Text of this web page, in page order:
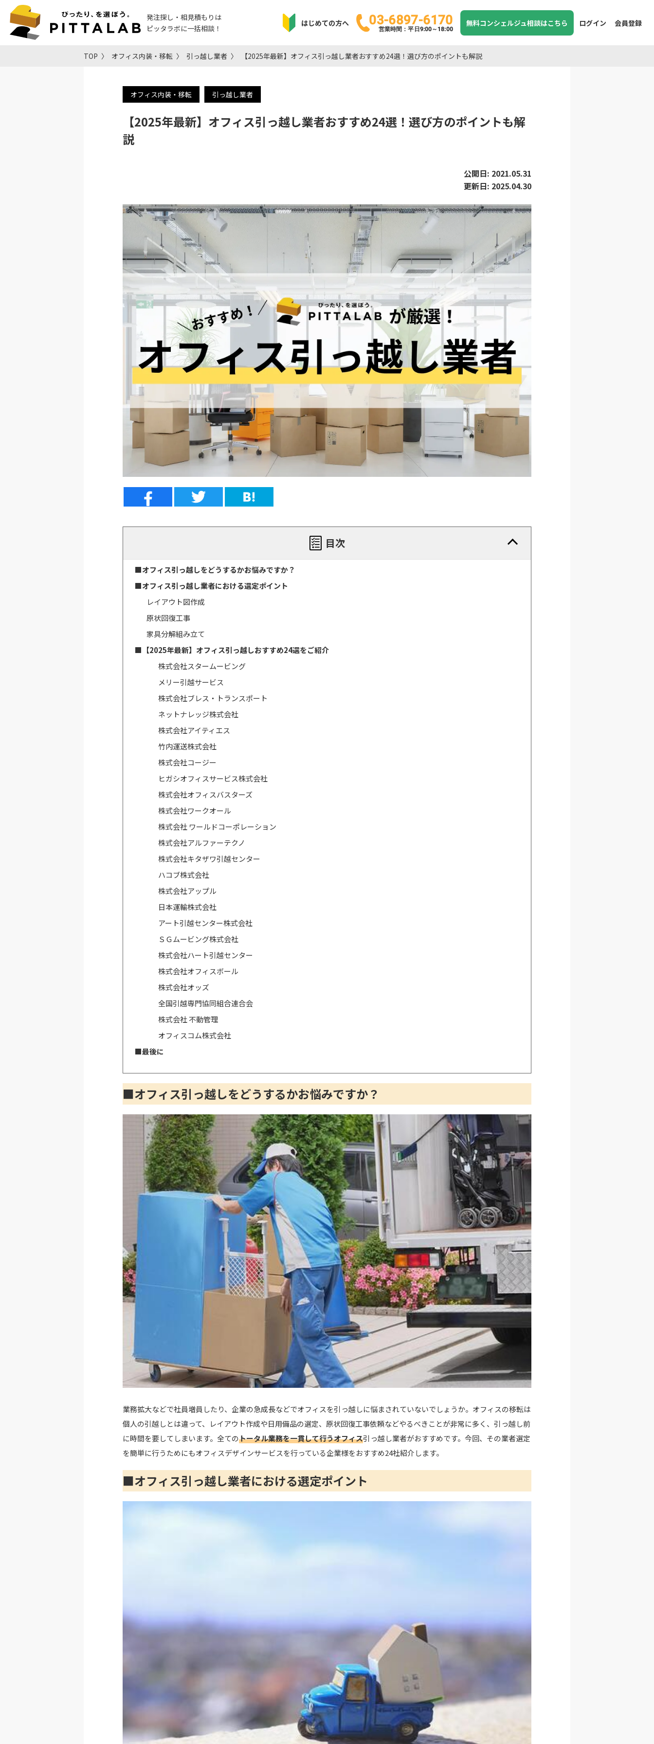
発注探し・相見積もりは
ピッタラボに一括相談！
はじめての方へ 03-6897-6170
営業時間：平日9:00～18:00
無料コンシェルジュ相談はこちら ログイン 会員登録
TOP オフィス内装・移転 引っ越し業者 【2025年最新】オフィス引っ越し業者おすすめ24選！選び方のポイントも解説
オフィス内装・移転 引っ越し業者
【2025年最新】オフィス引っ越し業者おすすめ24選！選び方のポイントも解
説
公開日: 2021.05.31
更新日: 2025.04.30
目次
■オフィス引っ越しをどうするかお悩みですか？
■オフィス引っ越し業者における選定ポイント
レイアウト図作成
原状回復工事
家具分解組み立て
■【2025年最新】オフィス引っ越しおすすめ24選をご紹介
株式会社スタームービング
メリー引越サービス
株式会社ブレス・トランスポート
ネットナレッジ株式会社
株式会社アイティエス
竹内運送株式会社
株式会社コージー
ヒガシオフィスサービス株式会社
株式会社オフィスバスターズ
株式会社ワークオール
株式会社 ワールドコーポレーション
株式会社アルファーテクノ
株式会社キタザワ引越センター
ハコブ株式会社
株式会社アップル
日本運輸株式会社
アート引越センター株式会社
ＳＧムービング株式会社
株式会社ハート引越センター
株式会社オフィスボール
株式会社オッズ
全国引越専門協同組合連合会
株式会社 不動管理
オフィスコム株式会社
■最後に
■オフィス引っ越しをどうするかお悩みですか？
業務拡大などで社員増員したり、企業の急成長などでオフィスを引っ越しに悩まされていないでしょうか。 オフィスの移転は
個人の引越しとは違って、レイアウト作成や日用備品の選定、原状回復工事依頼などやるべきことが非常に多く、引っ越し前
に時間を要してしまいます。 全てのトータル業務を一貫して行うオフィス引っ越し業者がおすすめです。 今回、その業者選定
を簡単に行うためにもオフィスデザインサービスを行っている企業様をおすすめ24社紹介します。
■オフィス引っ越し業者における選定ポイント